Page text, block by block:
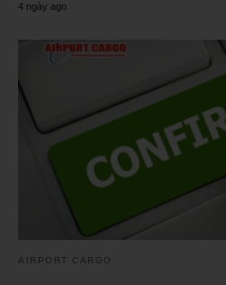
4 ngày ago
AIRPORT CARGO